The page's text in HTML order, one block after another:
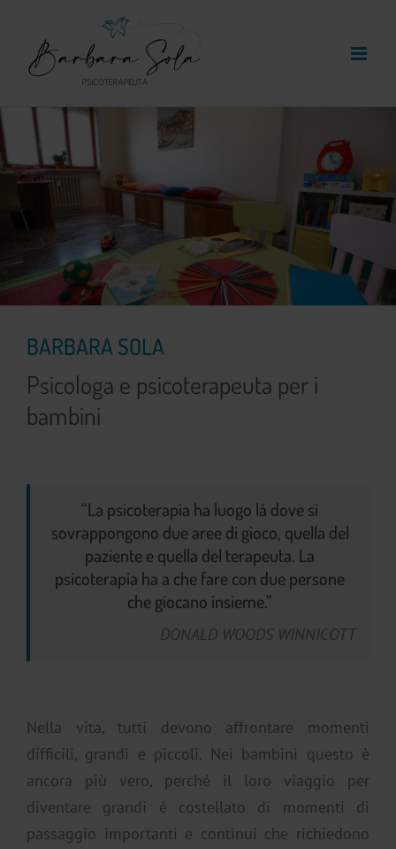
content
BARBARA SOLA
Psicologa e psicoterapeuta per i
bambini
“La psicoterapia ha luogo là dove si
sovrappongono due aree di gioco, quella del
paziente e quella del terapeuta. La
psicoterapia ha a che fare con due persone
che giocano insieme.”
DONALD WOODS WINNICOTT
Nella vita, tutti devono affrontare momenti
difficili, grandi e piccoli. Nei bambini questo è
ancora più vero, perché il loro viaggio per
diventare grandi è costellato di momenti di
passaggio importanti e continui che richiedono